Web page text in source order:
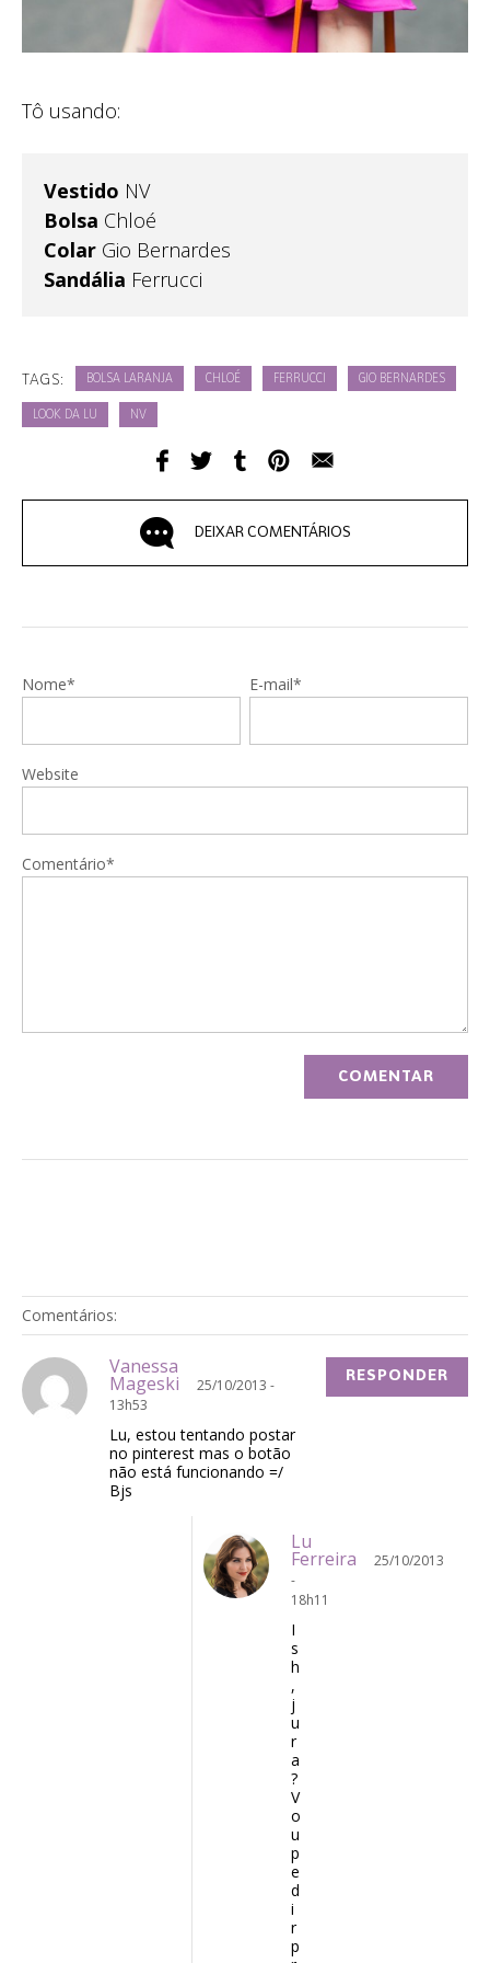
Tô usando:
Vestido NV
Bolsa Chloé
Colar Gio Bernardes
Sandália Ferrucci
TAGS: BOLSA LARANJA CHLOÉ FERRUCCI GIO BERNARDES
LOOK DA LU NV
DEIXAR COMENTÁRIOS
Nome* E-mail*
Website
Comentário*
Comentários:
Vanessa
Mageski
25/10/2013 -
13h53
Lu, estou tentando postar
no pinterest mas o botão
não está funcionando =/
Bjs
RESPONDER
Lu
Ferreira
25/10/2013
-
18h11
I
s
h
,
j
u
r
a
?
V
o
u
p
e
d
i
r
p